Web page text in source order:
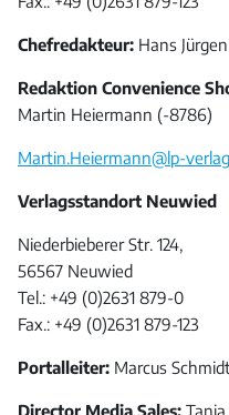
Chefredakteur: Hans
Redaktion Convenience
Martin Heiermann (-8786)
Martin.Heiermann@lp-
Verlagsstandort Neuwied
Niederbieberer Str. 124,
56567 Neuwied
Tel.: +49 (0)2631 879-0
Fax.: +49 (0)2631 879-123
Portalleiter: Marcus
Director Media Sales: